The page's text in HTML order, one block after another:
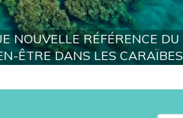
NOUVELLE RÉFÉRENCE DU
ÊTRE DANS LES CARAÏBES